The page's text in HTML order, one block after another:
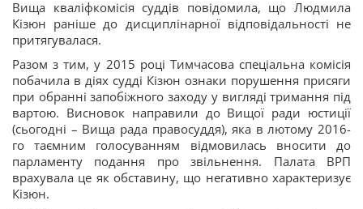
Вища кваліфкомісія суддів повідомила, що Людмила
Кізюн раніше до дисциплінарної відповідальності не
притягувалася.
Разом з тим, у 2015 році Тимчасова спеціальна комісія
побачила в діях судді Кізюн ознаки порушення присяги
при обранні запобіжного заходу у вигляді тримання під
вартою. Висновок направили до Вищої ради юстиції
(сьогодні – Вища рада правосуддя), яка в лютому 2016-
го таємним голосуванням відмовилась вносити до
парламенту подання про звільнення. Палата ВРП
врахувала це як обставину, що негативно характеризує
Кізюн.